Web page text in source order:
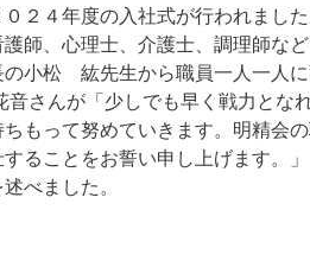
２４年度の入社式が行われました
師、心理士、介護士、調理師な
の小松 紘先生から職員一人一人
んが「少しでも早く戦力となれ
もって努めていきます。明精会
ることをお誓い申し上げます。」
べました。